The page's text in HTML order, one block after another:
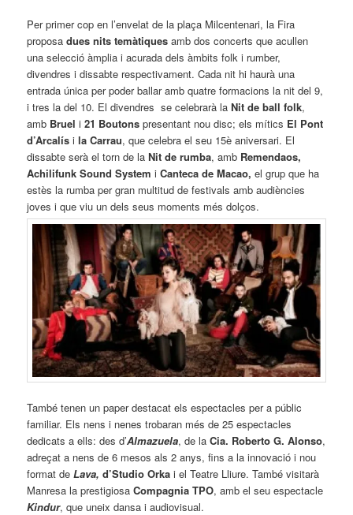
Per primer cop en l’envelat de la plaça Milcentenari, la Fira
proposadues nits temàtiques amb dos concerts que acullen
una selecció àmplia i acurada dels àmbits folk i rumber,
divendres i dissabte respectivament. Cada nit hi haurà una
entrada única per poder ballar amb quatre formacions la nit del 9,
i tres la del 10. El divendres se celebrarà laNit de ball folk,
amb Brueli21 Boutons presentant nou disc; els mítics El Pont
d’Arcalísila Carrau, que celebra el seu 15è aniversari. El
dissabte serà el torn de laNit de rumba, amb Remendaos,
Achilifunk Sound System iCanteca de Macao,el grup que ha
estès la rumba per gran multitud de festivals amb audiències
joves i que viu un dels seus moments més dolços.
També tenen un paper destacat els espectacles per a públic
familiar. Els nens i nenes trobaran més de 25 espectacles
dedicats a ells: des d’Almazuela, de laCia. Roberto G. Alonso,
adreçat a nens de 6 mesos als 2 anys, fins a la innovació i nou
format deLava,d’Studio Orka i el Teatre Lliure. També visitarà
Manresa la prestigiosaCompagnia TPO, amb el seu espectacle
Kindur, que uneix dansa i audiovisual.